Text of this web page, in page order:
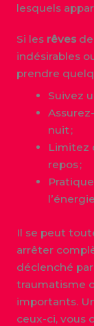
lesquels
Si les rêvesde
indésirables
prendre
Suivez
nuit ;
Limitez
repos ;
Il se peut
arrêter
déclenché
traumatisme
importants.
ceux-ci, vous